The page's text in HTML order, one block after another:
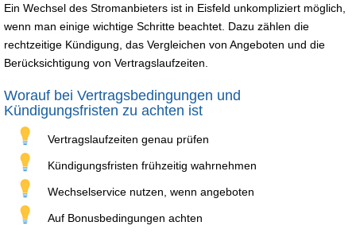
Ein Wechsel des Stromanbieters ist in Eisfeld unkompliziert möglich,
wenn man einige wichtige Schritte beachtet. Dazu zählen die
rechtzeitige Kündigung, das Vergleichen von Angeboten und die
Berücksichtigung von Vertragslaufzeiten.
Worauf bei Vertragsbedingungen und
Kündigungsfristen zu achten ist
Vertragslaufzeiten genau prüfen
Kündigungsfristen frühzeitig wahrnehmen
Wechselservice nutzen, wenn angeboten
Auf Bonusbedingungen achten